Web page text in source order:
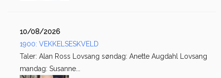
10/08/2026
1900: VEKKELSESKVELD
Taler: Alan Ross Lovsang søndag: Anette Augdahl Lovsang
mandag: Susanne...